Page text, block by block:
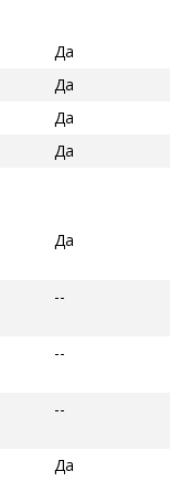
Да
Да
Да
Да
Да
--
--
--
Да